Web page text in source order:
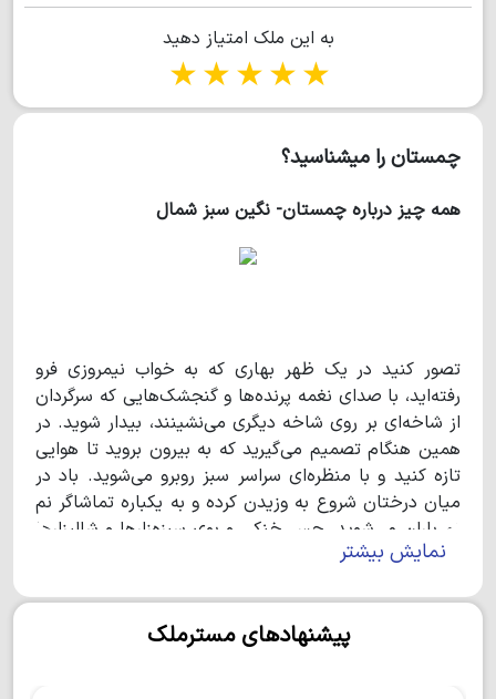
به این ملک امتیاز دهید
5 stars
4 stars
3 stars
2 stars
چمستان را میشناسید؟
همه چیز درباره چمستان- نگین سبز شمال
تصور کنید در یک ظهر بهاری که به خواب نیمروزی فرو
رفته‌اید، با صدای نغمه پرنده‌ها و گنجشک‌هایی که سرگردان
از شاخه‌ای بر روی شاخه دیگری می‌نشینند، بیدار شوید. در
همین هنگام تصمیم می‌گیرید که به بیرون بروید تا هوایی
تازه کنید و با منظره‌ای سراسر سبز روبرو می‌شوید. باد در
میان درختان شروع به وزیدن کرده و به یکباره تماشاگر نم
نم باران می‌شوید. حس خنکی و بوی سبزه‌زارها و شالیزارها
همان بهشتی است که همیشه انتظارش را داشتید. درست
حتی خوردن نان محلی و عطر چای، طعم دیگری دارد. از
مردمان بومی این منطقه شنیده‌ام که نام چمستان به دلیل
نمایش بیشتر
پیشنهادهای مسترملک